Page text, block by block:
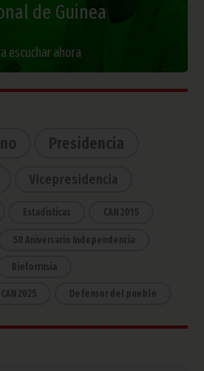
de Guinea
escuchar ahora
Presidencia
Vicepresidencia
Estadísticas CAN 2015
50 Aniversario Independencia
Bielorrusia
CAN 2025 Defensor del pueblo